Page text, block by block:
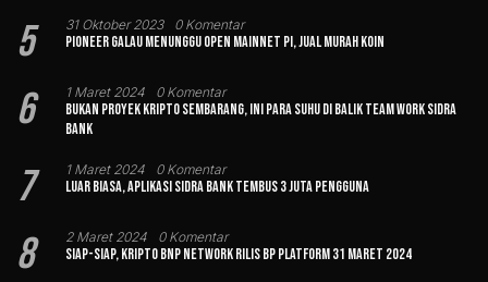
5 31 Oktober 2023 0 Komentar
Pioneer Galau Menunggu Open Mainnet Pi, Jual Murah Koin
6 1 Maret 2024 0 Komentar
Bukan Proyek Kripto Sembarang, Ini Para Suhu di Balik Team Work Sidra
Bank
7 1 Maret 2024 0 Komentar
Luar Biasa, Aplikasi Sidra Bank Tembus 3 Juta Pengguna
8 2 Maret 2024 0 Komentar
Siap-siap, Kripto BNP Network Rilis BP Platform 31 Maret 2024